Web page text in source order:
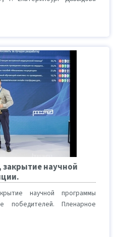
научной
научной программы
победителей. Пленарное